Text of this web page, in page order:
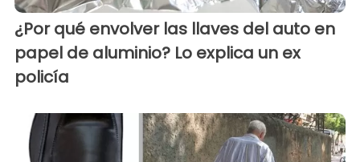
¿Por qué envolver las llaves del auto en
papel de aluminio? Lo explica un ex
policía